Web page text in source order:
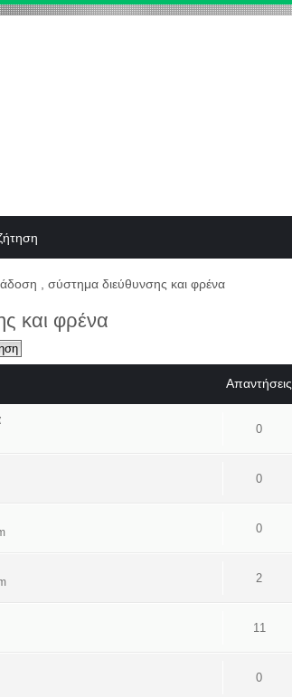
, σύστημα διεύθυνσης και φρένα
και φρένα
Απαντήσεις
0
0
0
2
11
0